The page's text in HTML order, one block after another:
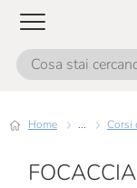
Home ...